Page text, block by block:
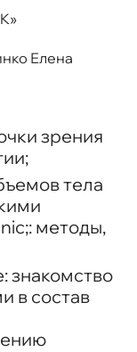
Елена
зрения
тела
методы,
знакомство
в состав